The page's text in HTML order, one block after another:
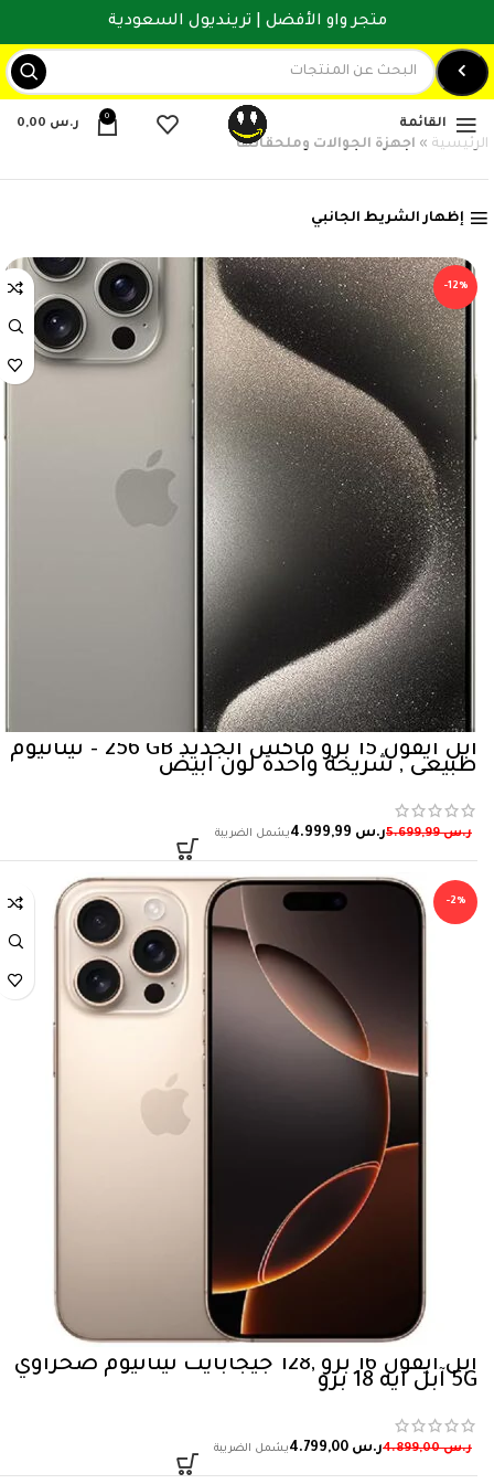
القائمة
0
ر.س
الرئيسية » اجهزة الجوالات وملحقاتها
إظهار الشريط الجانبي
-12%
ابل ايفون 15 برو ماكس الجديد‏ GB‏ 256‏‏‏‏ – تيتانيوم
طبيعي , شريحة واحدة لون ابيض
ر.س5.699,99 ر.س
-2%
ابل آيفون 16 برو ,128 جيجابايت تيتانيوم صحراوي
5‎G آبل آيه 18 برو
ر.س4.899,00 ر.س
متجر واو الأفضل | ترينديول السعودية